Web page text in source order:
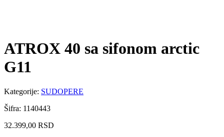
ATROX 40 sa sifonom arctic
G11
Kategorije: SUDOPERE
Šifra: 1140443
32.399,00 RSD